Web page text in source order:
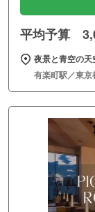
平均予算
夜景と青空の
有楽町駅／東京